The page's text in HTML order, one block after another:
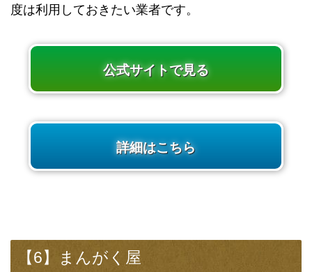
度は利用しておきたい業者です。
公式サイトで見る
詳細はこちら
【6】まんがく屋